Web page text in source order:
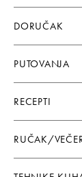
DORUČAK
PUTOVANJA
RECEPTI
RUČAK/